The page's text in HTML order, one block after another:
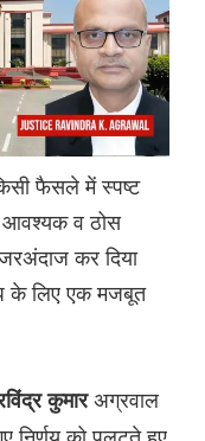
फैसले में स्पष्ट
आवश्यक व ठोस
कर दिया
के लिए एक मजबूत
कुमारअग्रवाल